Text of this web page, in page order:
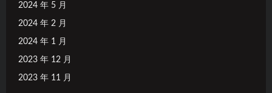
2024 年 5 月
2024 年 2 月
2024 年 1 月
2023 年 12 月
2023 年 11 月